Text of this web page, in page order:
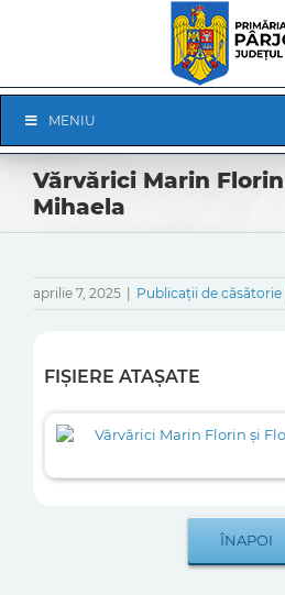
Navigation
MENIU
Vărvărici Marin
Mihaela
aprilie 7, 2025 Publicații de căsătorie
FIȘIERE ATAȘATE
Vărvărici Marin Florin și